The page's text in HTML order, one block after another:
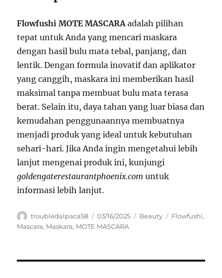
Flowfushi MOTE MASCARAadalah pilihan
tepat untuk Anda yang mencari maskara
dengan hasil bulu mata tebal, panjang, dan
lentik. Dengan formula inovatif dan aplikator
yang canggih, maskara ini memberikan hasil
maksimal tanpa membuat bulu mata terasa
berat. Selain itu, daya tahan yang luar biasa dan
kemudahan penggunaannya membuatnya
menjadi produk yang ideal untuk kebutuhan
sehari-hari. Jika Anda ingin mengetahui lebih
lanjut mengenai produk ini, kunjungi
goldengaterestaurantphoenix.com untuk
informasi lebih lanjut.
Author
troubledalpaca58
Posted
on
03/16/2025 Categories
Beauty Tags
Flowfushi,
Mascara, Maskara, MOTE MASCARA